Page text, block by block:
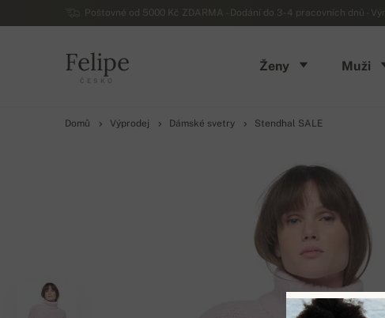
Poštovné od 5000 Kč ZDARMA - Dodání do 3-4 pracovních dnů -
Felipe
ČESKO
Ženy Muži
Domů Výprodej Dámské svetry Stendhal SALE